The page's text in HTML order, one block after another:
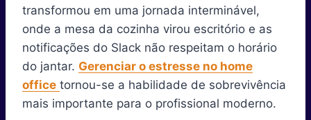
r
)
t
transformou em uma jornada interminável,
onde a mesa da cozinha virou escritório e as
notificações do Slack não respeitam o horário
do jantar. Gerenciar o estresse no home
office tornou-se a habilidade de sobrevivência
mais importante para o profissional moderno.